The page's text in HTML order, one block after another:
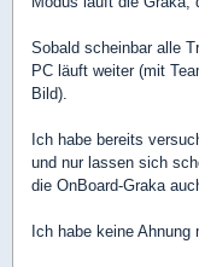
Sobald scheinbar alle
PC läuft weiter (mit
Bild).
Ich habe bereits
und nur lassen sich
die OnBoard-Graka
Ich habe keine